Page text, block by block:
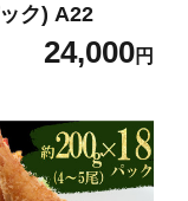
ク) A22
24,000円